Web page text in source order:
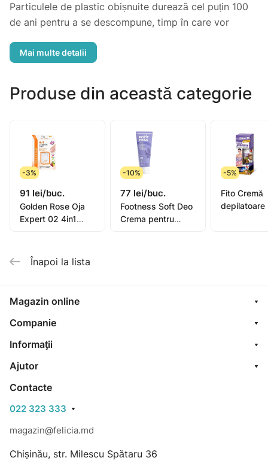
Particulele de plastic obișnuite durează cel puțin 100
de ani pentru a se descompune, timp în care vor
suficient pentru un șervețel, care este folosit de o
creat șervețele umede formate din fibre
biodegradabile 100% naturale.
- Potrivit pentru pielea cea mai sensibilă.
- Extrem de moale, dar dens și durabil.
- Fabricat din fibre 100% biodegradabile.
Produse din această categorie
-3%
91 lei/buc.
Golden Rose Oja
Expert 02 4in1
-10%
77 lei/buc.
Footness Soft Deo
Crema pentru
-5%
Fito Cremă
depilatoare
Înapoi la lista
Magazin online
Companie
Informaţii
Ajutor
Contacte
022 323 333
magazin@felicia.md
Chișinău, str. Milescu Spătaru 36